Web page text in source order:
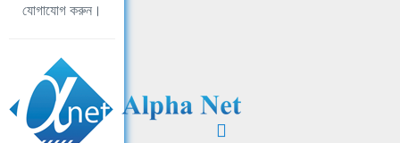
যোগাযোগ করুন।